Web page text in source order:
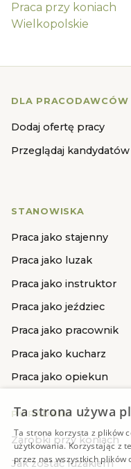
Praca przy koniach
Wielkopolskie
DLA PRACODAWCÓW
Dodaj ofertę pracy
Przeglądaj kandydatów
STANOWISKA
Praca jako stajenny
Praca jako luzak
Praca jako instruktor
Praca jako jeździec
Praca jako pracownik
Praca jako kucharz
Praca jako opiekun
PORADNIKI
Zarobki przy koniach
Jak zostać luzakiem
Ta strona używa
Ta strona korzysta z plików
użytkowania. Korzystając z
przez nas wszystkich plików